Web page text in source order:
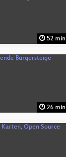
52 min
26 min